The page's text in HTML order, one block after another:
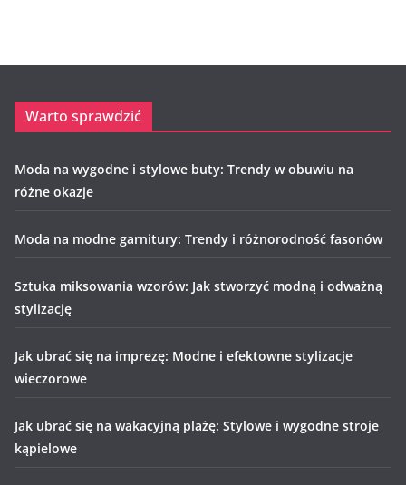
Warto sprawdzić
Moda na wygodne i stylowe buty: Trendy w obuwiu na
różne okazje
Moda na modne garnitury: Trendy i różnorodność fasonów
Sztuka miksowania wzorów: Jak stworzyć modną i odważną
stylizację
Jak ubrać się na imprezę: Modne i efektowne stylizacje
wieczorowe
Jak ubrać się na wakacyjną plażę: Stylowe i wygodne stroje
kąpielowe